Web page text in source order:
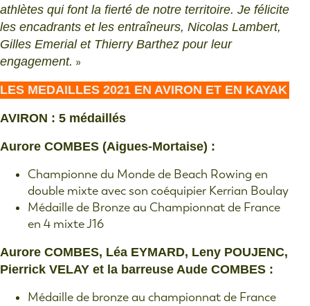
athlètes qui font la fierté de notre territoire. Je félicite
les encadrants et les entraîneurs, Nicolas Lambert,
Gilles Emerial et Thierry Barthez pour leur
engagement. »
LES MEDAILLES 2021 EN AVIRON ET EN KAYAK
AVIRON : 5 médaillés
Aurore COMBES (Aigues-Mortaise) :
Championne du Monde de Beach Rowing en
double mixte avec son coéquipier Kerrian Boulay
Médaille de Bronze au Championnat de France
en 4 mixte J16
Aurore COMBES, Léa EYMARD, Leny POUJENC,
Pierrick VELAY et la barreuse Aude COMBES :
Médaille de bronze au championnat de France